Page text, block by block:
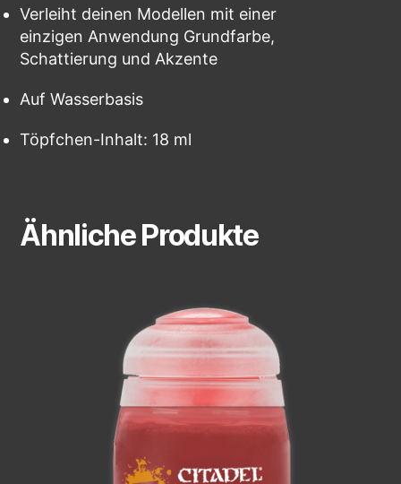
Verleiht deinen Modellen mit einer
einzigen Anwendung Grundfarbe,
Schattierung und Akzente
Auf Wasserbasis
Töpfchen-Inhalt: 18 ml
Ähnliche Produkte